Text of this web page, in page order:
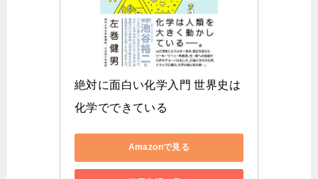
絶対に面白い化学入門 世界史は
化学でできている
Amazonで見る